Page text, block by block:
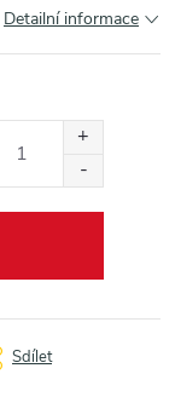
Detailní informace
Sdílet